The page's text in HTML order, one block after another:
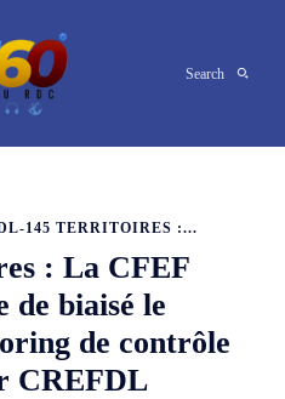
Search
145 TERRITOIRES :...
: La CFEF
de biaisé le
de contrôle
CREFDL